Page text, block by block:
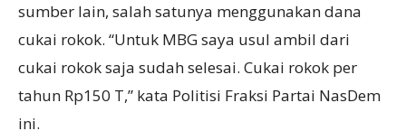
sumber lain, salah satunya menggunakan dana
cukai rokok. “Untuk MBG saya usul ambil dari
cukai rokok saja sudah selesai. Cukai rokok per
tahun Rp150 T,” kata Politisi Fraksi Partai NasDem
ini.